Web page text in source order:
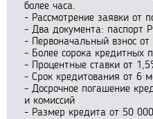
более часа.
- Рассмотрение заявки от
- Два документа: паспорт
- Первоначальный взнос от
- Более сорока кредитных
- Процентные ставки от
- Срок кредитования от 6
- Досрочное погашение
и комиссий
- Размер кредита от 50